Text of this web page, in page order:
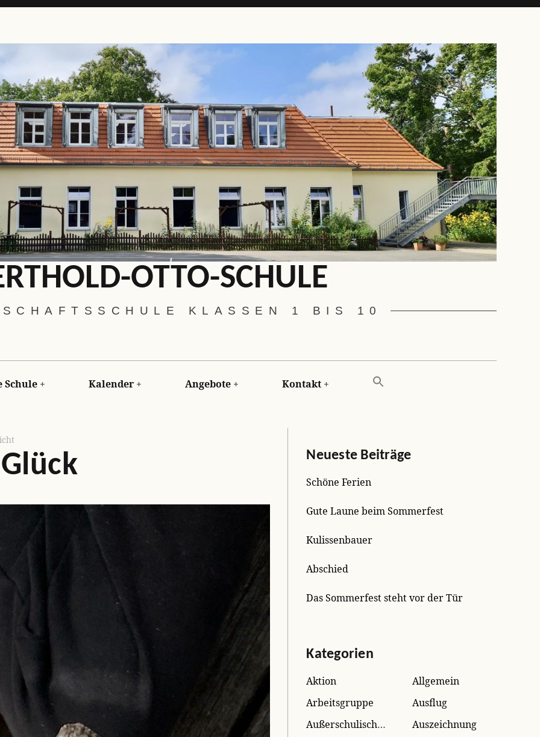
OTTO-SCHULE
KLASSEN 1 BIS 10
Schule Kalender Angebote Kontakt
Neueste Beiträge
Schöne Ferien
Gute Laune beim Sommerfest
Kulissenbauer
Abschied
Das Sommerfest steht vor der Tür
Kategorien
Aktion
Allgemein
Arbeitsgruppe
Ausflug
Außerschulisches Lernen
Auszeichnung